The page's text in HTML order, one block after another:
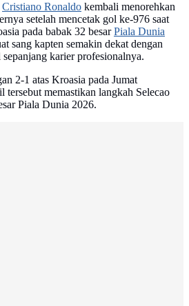
Cristiano Ronaldo kembali menorehkan
setelah mencetak gol ke-976 saat
pada babak 32 besarPiala Dunia
sang kapten semakin dekat dengan
karier profesionalnya.
2-1 atas Kroasia pada Jumat
memastikan langkah Selecao
Piala Dunia 2026.